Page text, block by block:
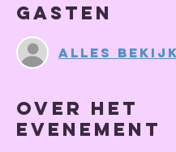
Gasten
Alles
Over het
evenement